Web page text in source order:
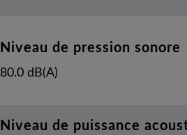
Niveau de pression sonore
80.0 dB(A)
Niveau de puissance